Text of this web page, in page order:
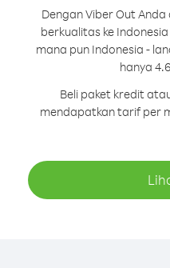
Dengan Viber Out
berkualitas ke
mana pun Indonesia -
hanya
Beli paket kredit
mendapatkan tarif per